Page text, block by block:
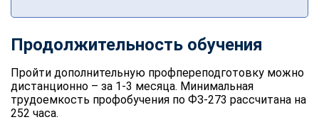
Продолжительность обучения
Пройти дополнительную профпереподготовку можно
дистанционно – за 1-3 месяца. Минимальная
трудоемкость профобучения по ФЗ-273 рассчитана на
252 часа.